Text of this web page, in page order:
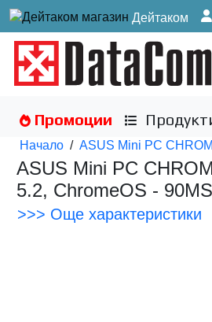
Дейтаком
Промоции
Начало / ASUS Mini PC
ASUS Mini PC
5.2, ChromeOS -
>>> Още характеристики